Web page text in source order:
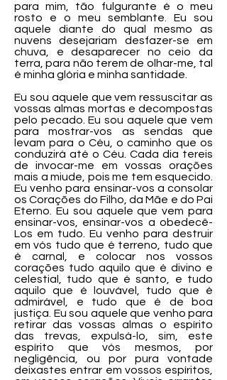
para mim, tão fulgurante é o meu
rosto e o meu semblante. Eu sou
aquele diante do qual mesmo as
nuvens desejariam desfazer-se em
chuva, e desaparecer no ceio da
terra, para não terem de olhar-me, tal
é minha glória e minha santidade.
Eu sou aquele que vem ressuscitar as
vossas almas mortas e decompostas
pelo pecado. Eu sou aquele que vem
para mostrar-vos as sendas que
levam para o Céu, o caminho que os
conduzirá até o Céu. Cada dia tereis
de invocar-me em vossas orações
mais a miude, pois me tem esquecido.
Eu venho para ensinar-vos a consolar
os Corações do Filho, da Mãe e do Pai
Eterno. Eu sou aquele que vem para
ensinar-vos, ensinar-vos a obedecê-
Los em tudo. Eu venho para destruir
em vós tudo que é terreno, tudo que
é carnal, e colocar nos vossos
corações tudo aquilo que é divino e
celestial, tudo que é santo, e tudo
aquilo que é louvável, tudo que é
admirável, e tudo que é de boa
justiça. Eu sou aquele que venho para
retirar das vossas almas o espírito
das trevas, expulsá-lo, sim, este
espírito que vós mesmos, por
negligência, ou por pura vontade
deixastes entrar em vossos espíritos,